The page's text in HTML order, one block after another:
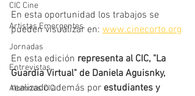
CIC Cine
Artistas Emergentes
Jornadas
Entrevistas
Alumnos CIC
En esta oportunidad los trabajos se
pueden visualizar en: www.cinecorto.org
En esta edición representa al CIC, "La
Guardia Virtual" de Daniela Aguisnky,
realizado además por estudiantes y